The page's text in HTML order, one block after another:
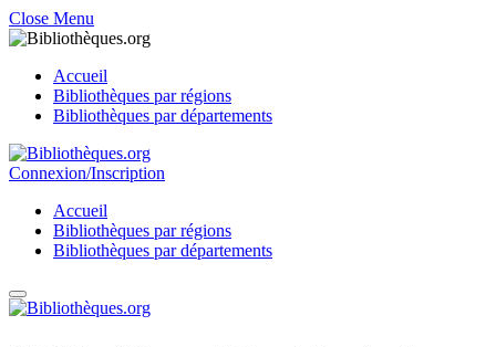
Close Menu
Accueil
Bibliothèques par régions
Bibliothèques par départements
Connexion/Inscription
Accueil
Bibliothèques par régions
Bibliothèques par départements